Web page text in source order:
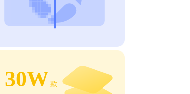
30W 款